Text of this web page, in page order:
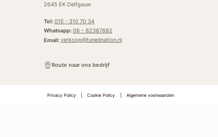
2645 EK Delfgauw
Tel: 015 - 310 70 34
Whatsapp: 06 – 82387682
Email: verkoop@tunednation.nl
Route naar ons bedrijf
Privacy Policy Cookie Policy Algemene voorwaarden